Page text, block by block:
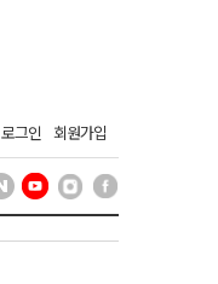
로그인 회원가입